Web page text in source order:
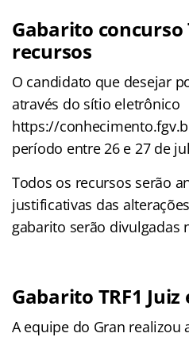
Gabarito concurso
recursos
O candidato que desejar
através do sítio eletrônico
https://
período entre 26 e 27 de
Todos os recursos serão
justificativas das
gabarito serão divulgadas
Gabarito TRF1
A equipe do Gran realizou